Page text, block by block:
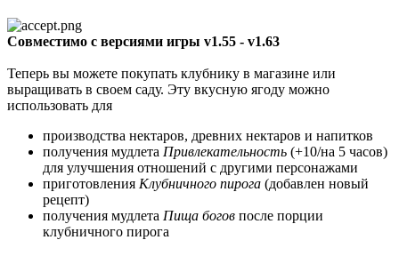
Совместимо с версиями игры v1.55 - v1.63
Теперь вы можете покупать клубнику в магазине или
выращивать в своем саду. Эту вкусную ягоду можно
использовать для
производства нектаров, древних нектаров и напитков
получения мудлета Привлекательность (+10/на 5 часов)
для улучшения отношений с другими персонажами
приготовления Клубничного пирога (добавлен новый
рецепт)
получения мудлета Пища богов после порции
клубничного пирога